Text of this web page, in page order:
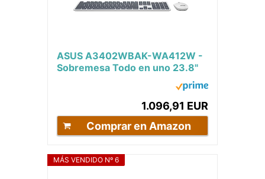
ASUS A3402WBAK-WA412W -
Sobremesa Todo en uno 23.8"
1.096,91 EUR
Comprar en Amazon
MÁS VENDIDO Nº 6